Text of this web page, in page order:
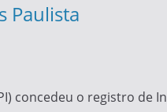
Paulista
concedeu o registro de